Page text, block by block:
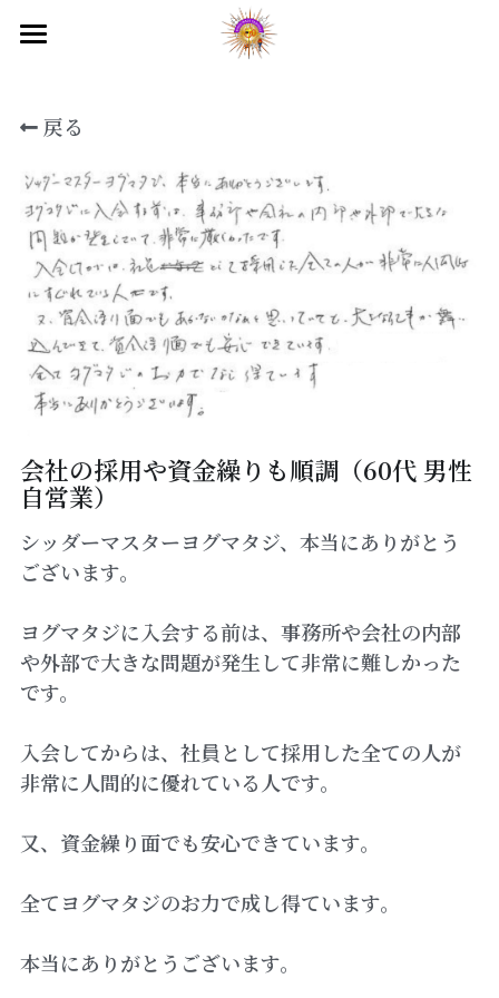
ヒマラヤ目覚めのセミナー
目覚めのプレ講座
映画上映会
テレビ出演
オンラインサロン
入会のご案内
戻る
会社の採用や資金繰りも順調（60代 男性
自営業）
シッダーマスターヨグマタジ、本当にありがとう
ございます。
ヨグマタジに入会する前は、事務所や会社の内部
や外部で大きな問題が発生して非常に難しかった
です。
入会してからは、社員として採用した全ての人が
非常に人間的に優れている人です。
又、資金繰り面でも安心できています。
全てヨグマタジのお力で成し得ています。
本当にありがとうございます。